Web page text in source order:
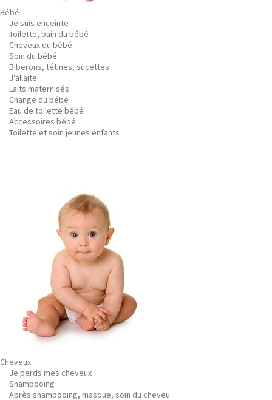
Bébé
Je suis enceinte
Toilette, bain du bébé
Cheveux du bébé
Soin du bébé
Biberons, tétines, sucettes
J'allaite
Laits maternisés
Change du bébé
Eau de toilette bébé
Accessoires bébé
Toilette et soin jeunes enfants
Cheveux
Je perds mes cheveux
Shampooing
Après shampooing, masque, soin du cheveu